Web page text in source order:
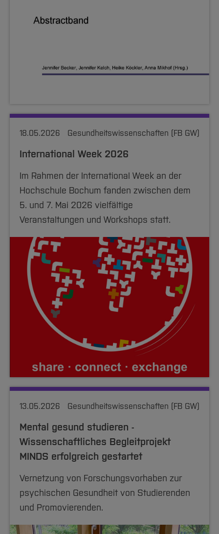
18.05.2026 Gesundheitswissenschaften (FB GW)
International Week 2026
Im Rahmen der International Week an der
Hochschule Bochum fanden zwischen dem
5. und 7. Mai 2026 vielfältige
Veranstaltungen und Workshops statt.
13.05.2026 Gesundheitswissenschaften (FB GW)
Mental gesund studieren -
Wissenschaftliches Begleitprojekt
MINDS erfolgreich gestartet
Vernetzung von Forschungsvorhaben zur
psychischen Gesundheit von Studierenden
und Promovierenden.